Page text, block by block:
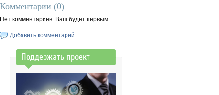
Комментарии (0)
Нет комментариев. Ваш будет первым!
Добавить комментарий
Поддержать проект